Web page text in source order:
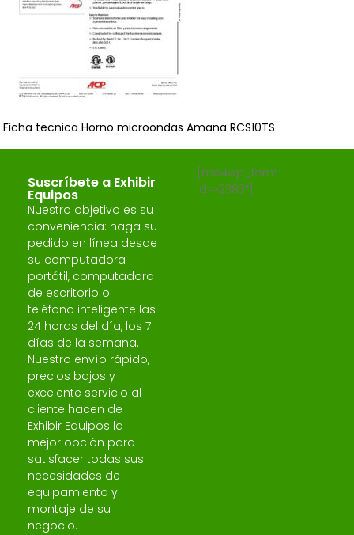
Ficha tecnica Horno microondas Amana RCS10TS
Suscríbete a Exhibir
Equipos
Nuestro objetivo es su
conveniencia: haga su
pedido en línea desde
su computadora
portátil, computadora
de escritorio o
teléfono inteligente las
24 horas del día, los 7
días de la semana.
Nuestro envío rápido,
precios bajos y
excelente servicio al
cliente hacen de
Exhibir Equipos la
mejor opción para
satisfacer todas sus
necesidades de
equipamiento y
montaje de su
negocio.
[mc4wp_form
id=»2383″]